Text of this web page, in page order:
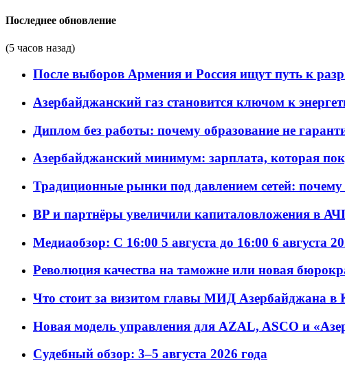
Последнее обновление
(5 часов назад)
После выборов Армения и Россия ищут путь к
Азербайджанский газ становится ключом к
Диплом без работы: почему образование не
Азербайджанский минимум: зарплата, которая
Традиционные рынки под давлением сетей:
BP и партнёры увеличили капиталовложения в
Медиаобзор: С 16:00 5 августа до 16:00 6 августа
Революция качества на таможне или новая
Что стоит за визитом главы МИД Азербайджана в
Новая модель управления для AZAL, ASCO и
Судебный обзор: 3–5 августа 2026 года